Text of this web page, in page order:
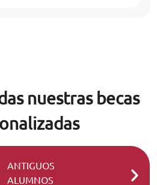
nuestras becas
ANTIGUOS
ALUMNOS
-